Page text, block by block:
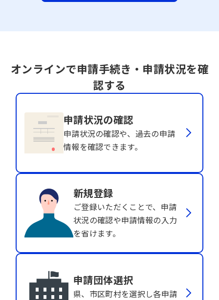
オンラインで申請手続き・申請状況を確
認する
申請状況の確認
申請状況の確認や、過去の申請
情報を確認できます。
新規登録
ご登録いただくことで、申請
状況の確認や申請情報の入力
を省けます。
申請団体選択
県、市区町村を選択し各申請